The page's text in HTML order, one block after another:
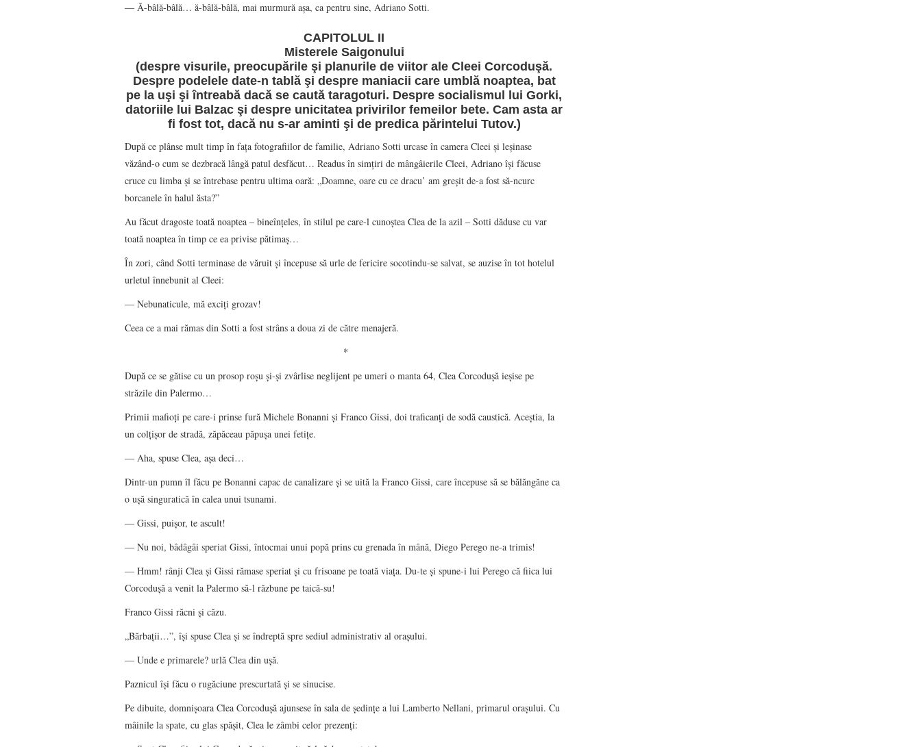
― Ă-bâlă-bâlă… ă-bâlă-bâlă, mai murmură aşa, ca pentru sine, Adriano Sotti.
CAPITOLUL II
Misterele Saigonului
(despre visurile, preocupările şi planurile de viitor ale Cleei Corcoduşă.
Despre podelele date-n tablă şi despre maniacii care umblă noaptea, bat
pe la uşi şi întreabă dacă se caută taragoturi. Despre socialismul lui Gorki,
datoriile lui Balzac şi despre unicitatea privirilor femeilor bete. Cam asta ar
fi fost tot, dacă nu s-ar aminti şi de predica părintelui Tutov.)
După ce plânse mult timp în faţa fotografiilor de familie, Adriano Sotti urcase în camera Cleei şi leşinase
văzând-o cum se dezbracă lângă patul desfăcut… Readus în simţiri de mângâierile Cleei, Adriano îşi făcuse
cruce cu limba şi se întrebase pentru ultima oară: „Doamne, oare cu ce dracu’ am greşit de-a fost să-ncurc
borcanele în halul ăsta?”
Au făcut dragoste toată noaptea – bineînţeles, în stilul pe care-l cunoştea Clea de la azil – Sotti dăduse cu var
toată noaptea în timp ce ea privise pătimaş…
În zori, când Sotti terminase de văruit şi începuse să urle de fericire socotindu-se salvat, se auzise în tot hotelul
urletul înnebunit al Cleei:
― Nebunaticule, mă exciţi grozav!
Ceea ce a mai rămas din Sotti a fost strâns a doua zi de către menajeră.
*
După ce se gătise cu un prosop roşu şi-şi zvârlise neglijent pe umeri o manta 64, Clea Corcoduşă ieşise pe
străzile din Palermo…
Primii mafioţi pe care-i prinse fură Michele Bonanni şi Franco Gissi, doi traficanţi de sodă caustică. Aceştia, la
un colţişor de stradă, zăpăceau păpuşa unei fetiţe.
― Aha, spuse Clea, aşa deci…
Dintr-un pumn îl făcu pe Bonanni capac de canalizare şi se uită la Franco Gissi, care începuse să se bălăngăne ca
o uşă singuratică în calea unui tsunami.
― Gissi, puişor, te ascult!
― Nu noi, bâdâgâi speriat Gissi, întocmai unui popă prins cu grenada în mână, Diego Perego ne-a trimis!
― Hmm! rânji Clea şi Gissi rămase speriat şi cu frisoane pe toată viaţa. Du-te şi spune-i lui Perego că fiica lui
Corcoduşă a venit la Palermo să-l răzbune pe taică-su!
Franco Gissi răcni şi căzu.
„Bărbaţii…”, îşi spuse Clea şi se îndreptă spre sediul administrativ al oraşului.
― Unde e primarele? urlă Clea din uşă.
Paznicul îşi făcu o rugăciune prescurtată şi se sinucise.
Pe dibuite, domnişoara Clea Corcoduşă ajunsese în sala de şedinţe a lui Lamberto Nellani, primarul oraşului. Cu
mâinile la spate, cu glas spăşit, Clea le zâmbi celor prezenţi: